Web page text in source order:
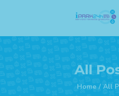
All
Home All
Home Principale
Servizi
Listino Prezzi